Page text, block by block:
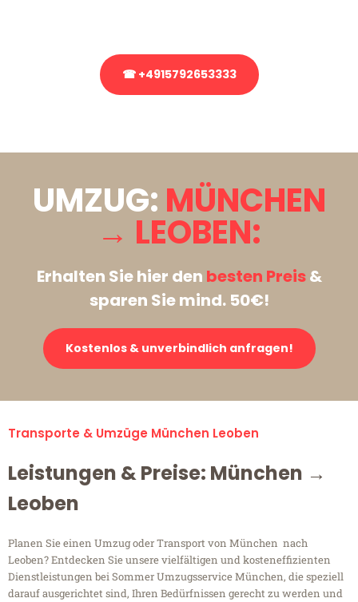
☎ +4915792653333
UMZUG: MÜNCHEN
→ LEOBEN:
Erhalten Sie hier den besten Preis&
sparen Sie mind. 50€!
Kostenlos & unverbindlich anfragen!
Transporte & Umzüge München Leoben
Leistungen & Preise: München →
Leoben
Planen Sie einen Umzug oder Transport von München nach
Leoben? Entdecken Sie unsere vielfältigen und kosteneffizienten
Dienstleistungen bei Sommer Umzugsservice München, die speziell
darauf ausgerichtet sind, Ihren Bedürfnissen gerecht zu werden und